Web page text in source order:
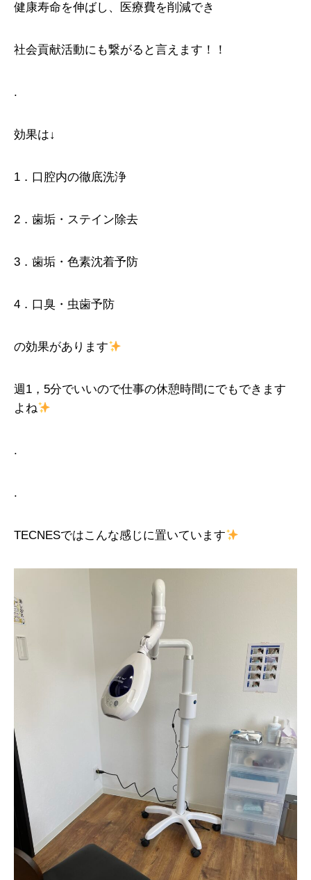
健康寿命を伸ばし、医療費を削減でき
社会貢献活動にも繋がると言えます！！
.
効果は↓
1．口腔内の徹底洗浄
2．歯垢・ステイン除去
3．歯垢・色素沈着予防
4．口臭・虫歯予防
の効果があります
週1，5分でいいので仕事の休憩時間にでもできます
よね
.
.
TECNESではこんな感じに置いています